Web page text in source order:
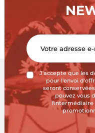
J'accepte que les
pour l'envoi
seront
pouvez vous
l'intermédiaire